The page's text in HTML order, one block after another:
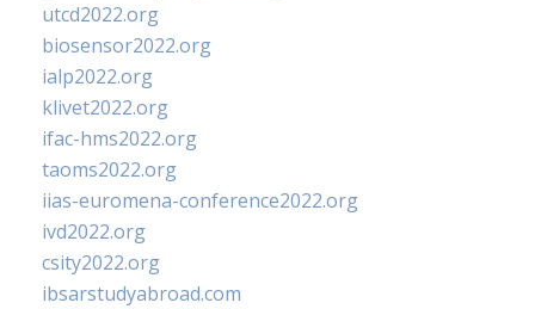
utcd2022.org
biosensor2022.org
ialp2022.org
klivet2022.org
ifac-hms2022.org
taoms2022.org
iias-euromena-conference2022.org
ivd2022.org
csity2022.org
ibsarstudyabroad.com